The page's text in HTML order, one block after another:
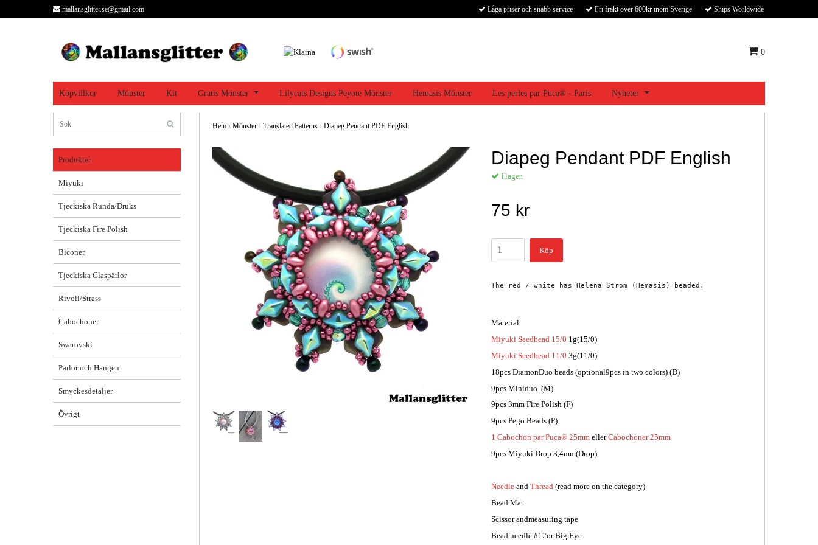
mallansglitter.se@gmail.com Låga priser och snabb service Fri frakt över 600kr inom Sverige Ships Worldwide
0
Köpvillkor Mönster Kit Gratis Mönster Lilycats Designs Peyote Mönster Hemasis Mönster Les perles par Puca® - Paris Nyheter
Produkter
Miyuki
Tjeckiska Runda/Druks
Tjeckiska Fire Polish
Biconer
Tjeckiska Glaspärlor
Rivoli/Strass
Cabochoner
Swarovski
Pärlor och Hängen
Smyckesdetaljer
Övrigt
Hem › Mönster › Translated Patterns › Diapeg Pendant PDF English
Diapeg Pendant PDF English
I lager.
75 kr
Köp
The red / white has Helena Ström (Hemasis) beaded.
Material:
Miyuki Seedbead 15/0 1g(15/0)
Miyuki Seedbead 11/0 3g(11/0)
18pcs DiamonDuo beads (optional9pcs in two colors) (D)
9pcs Miniduo. (M)
9pcs 3mm Fire Polish (F)
9pcs Pego Beads (P)
1 Cabochon par Puca® 25mm ellerCabochoner 25mm
9pcs Miyuki Drop 3,4mm(Drop)
Needle and Thread (read more on the category)
Bead Mat
Scissor andmeasuring tape
Bead needle #12or Big Eye